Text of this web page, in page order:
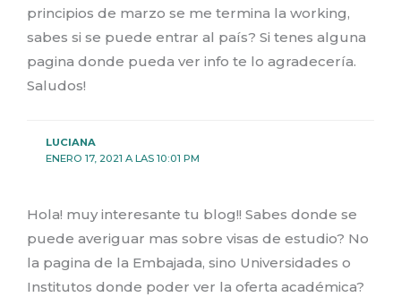
principios de marzo se me termina la working,
sabes si se puede entrar al país? Si tenes alguna
pagina donde pueda ver info te lo agradecería.
Saludos!
LUCIANA
ENERO 17, 2021 A LAS 10:01 PM
Hola! muy interesante tu blog!! Sabes donde se
puede averiguar mas sobre visas de estudio? No
la pagina de la Embajada, sino Universidades o
Institutos donde poder ver la oferta académica?